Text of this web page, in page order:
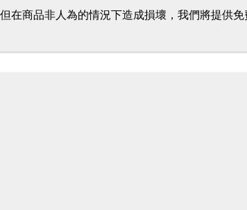
在商品非人為的情況下造成損壞，我們將提供